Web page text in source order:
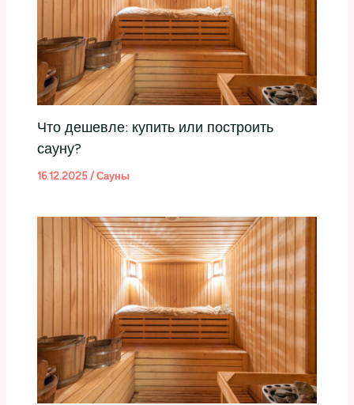
Что дешевле: купить или построить
сауну?
16.12.2025/Сауны